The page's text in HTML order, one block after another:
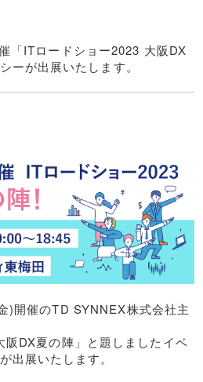
「ITロードショー2023 大阪DX
ーが出展いたします。
)開催のTD SYNNEX株式会社主
阪DX夏の陣」と題しましたイベ
出展いたします。